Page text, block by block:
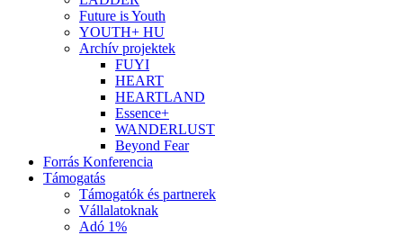
Future is Youth
YOUTH+ HU
Archív projektek
FUYI
HEART
HEARTLAND
Essence+
WANDERLUST
Beyond Fear
Forrás Konferencia
Támogatás
Támogatók és partnerek
Vállalatoknak
Adó 1%